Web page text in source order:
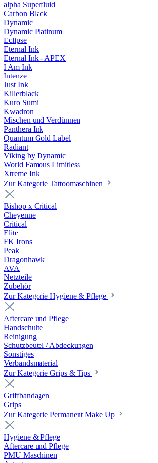
alpha Superfluid
Carbon Black
Dynamic
Dynamic Platinum
Eclipse
Eternal Ink
Eternal Ink - APEX
I Am Ink
Intenze
Just Ink
Killerblack
Kuro Sumi
Kwadron
Mischen und Verdünnen
Panthera Ink
Quantum Gold Label
Radiant
Viking by Dynamic
World Famous Limitless
Xtreme Ink
Zur Kategorie Tattoomaschinen
Bishop x Critical
Cheyenne
Critical
Elite
FK Irons
Peak
Dragonhawk
AVA
Netzteile
Zubehör
Zur Kategorie Hygiene & Pflege
Aftercare und Pflege
Handschuhe
Reinigung
Schutzbeutel / Abdeckungen
Sonstiges
Verbandsmaterial
Zur Kategorie Grips & Tips
Griffbandagen
Grips
Zur Kategorie Permanent Make Up
Hygiene & Pflege
Aftercare und Pflege
PMU Maschinen